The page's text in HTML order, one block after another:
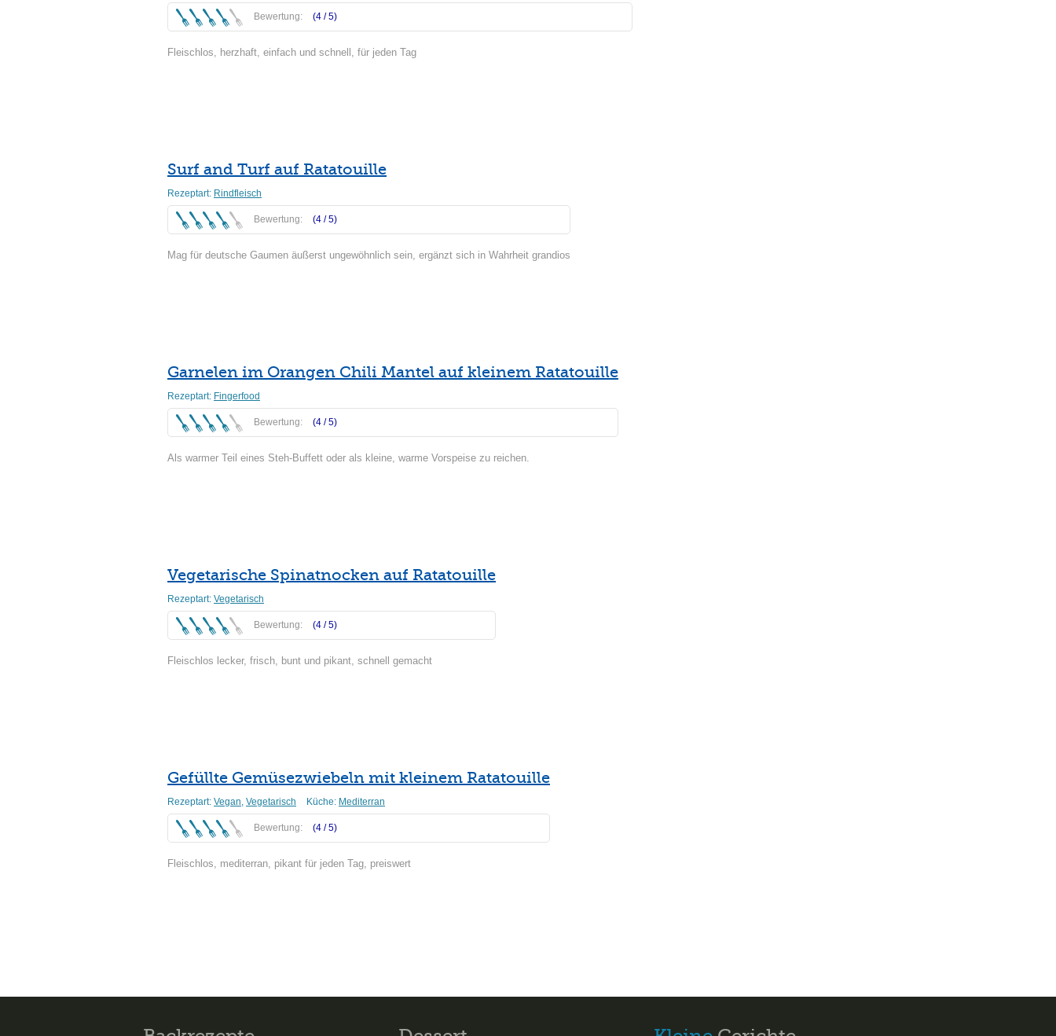
Bewertung: (4 /5)
Fleischlos, herzhaft, einfach und schnell, für jeden Tag
Surf and Turf auf Ratatouille
Rezeptart: Rindfleisch
Bewertung: (4 /5)
Mag für deutsche Gaumen äußerst ungewöhnlich sein, ergänzt sich in Wahrheit grandios
Garnelen im Orangen Chili Mantel auf kleinem Ratatouille
Rezeptart: Fingerfood
Bewertung: (4 /5)
Als warmer Teil eines Steh-Buffett oder als kleine, warme Vorspeise zu reichen.
Vegetarische Spinatnocken auf Ratatouille
Rezeptart: Vegetarisch
Bewertung: (4 /5)
Fleischlos lecker, frisch, bunt und pikant, schnell gemacht
Gefüllte Gemüsezwiebeln mit kleinem Ratatouille
Rezeptart: Vegan, Vegetarisch Küche: Mediterran
Bewertung: (4 /5)
Fleischlos, mediterran, pikant für jeden Tag, preiswert